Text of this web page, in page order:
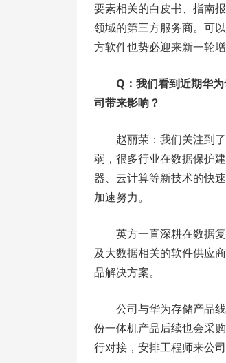
要素相关的白皮书、指南
领域的第三方服务商。可
方软件也势必迎来新一轮增
Q：我们看到近期华
司带来影响？
赵丽荣：我们关注到
弱，很多行业在数据保护
器、云计算等新技术的快
加速努力。
英方一直深耕在数据
及大数据相关的软件供应
品解决方案。
公司与华为存储产品
份一体机产品后续也会采
行对接，安排工程师来公